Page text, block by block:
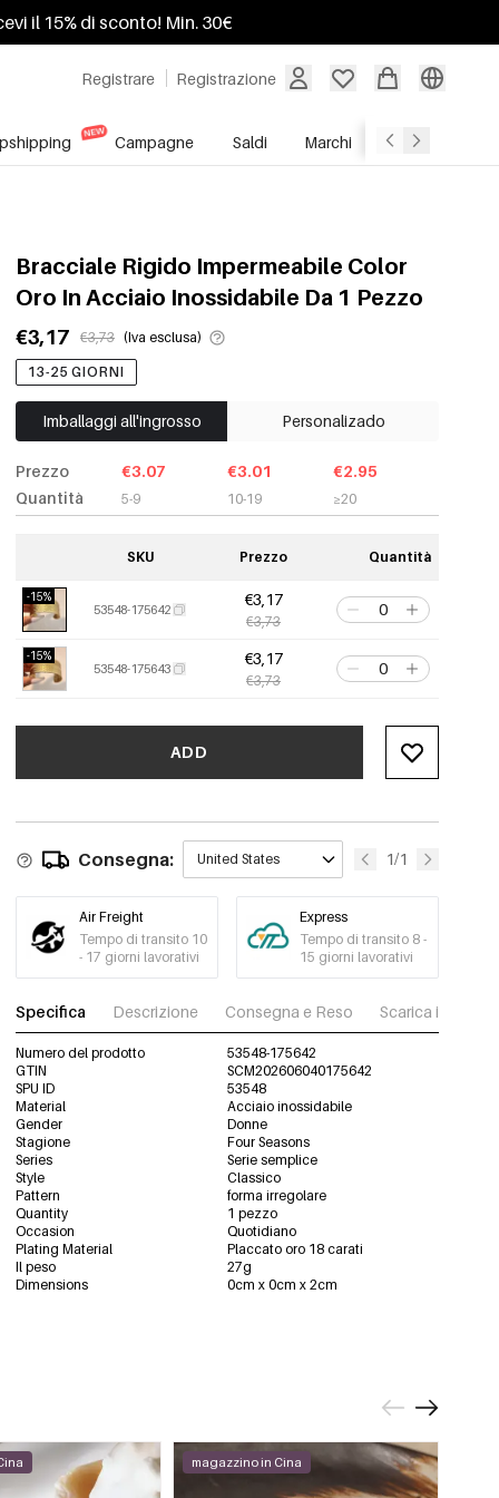
il 15% di sconto! Min. 30€
Registrare Registrazione
Campagne Saldi Marchi Servizio
Bracciale Rigido Impermeabile Color
Oro In Acciaio Inossidabile Da 1 Pezzo
€3,17 €3,73 (Iva esclusa)
13-25 GIORNI
Imballaggi all'ingrosso Personalizado
Prezzo
Quantità
€3.07
5-9
€3.01
10-19
€2.95
≥20
SKU Prezzo Quantità
-15%
53548-175642
€3,17
€3,73
-15%
53548-175643
€3,17
€3,73
ADD
Consegna: United States 1/1
Air Freight
Tempo di transito 10
- 17 giorni lavorativi
Express
Tempo di transito 8 -
15 giorni lavorativi
Specifica Descrizione Consegna e Reso Scarica immagini
Numero del prodotto
53548-175642
GTIN
SCM202606040175642
SPU ID
53548
Material
Acciaio inossidabile
Gender
Donne
Stagione
Four Seasons
Series
Serie semplice
Style
Classico
Pattern
forma irregolare
Quantity
1 pezzo
Occasion
Quotidiano
Plating Material
Placcato oro 18 carati
Il peso
27g
Dimensions
0cm x 0cm x 2cm
magazzino in Cina